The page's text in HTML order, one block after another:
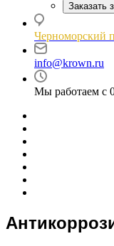
Заказать
Черноморский
info@krown.ru
Мы работаем с